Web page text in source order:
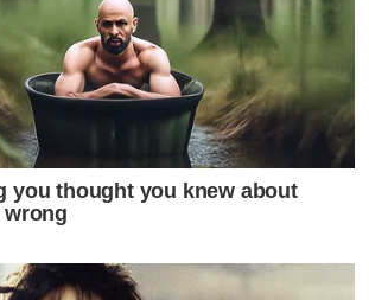
you thought you knew about
wrong